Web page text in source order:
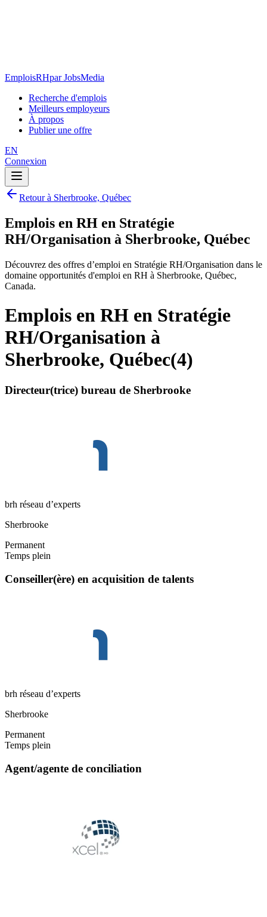
EmploisRHpar JobsMedia
Recherche d'emplois
Meilleurs employeurs
À propos
Publier une offre
EN
Connexion
Retour à Sherbrooke, Québec
Emplois en RH en Stratégie
RH/Organisation à Sherbrooke, Québec
Découvrez des offres d’emploi en Stratégie RH/Organisation dans le
domaine opportunités d'emploi en RH à Sherbrooke, Québec,
Canada.
Emplois en RH en Stratégie
RH/Organisation à
Sherbrooke, Québec(4)
Directeur(trice) bureau de Sherbrooke
brh réseau d’experts
Sherbrooke
Permanent
Temps plein
Conseiller(ère) en acquisition de talents
brh réseau d’experts
Sherbrooke
Permanent
Temps plein
Agent/agente de conciliation